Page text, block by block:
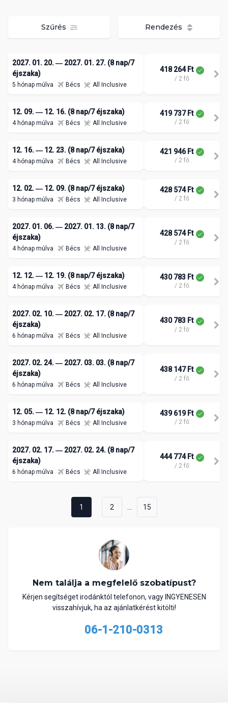
Szűrés Rendezés
2027. 01. 20. ― 2027. 01. 27. (8 nap/7
éjszaka)
5 hónap múlva Bécs All Inclusive
418 264 Ft
/ 2 fő
12. 09. ― 12. 16. (8 nap/7 éjszaka)
4 hónap múlva Bécs All Inclusive
419 737 Ft
/ 2 fő
12. 16. ― 12. 23. (8 nap/7 éjszaka)
4 hónap múlva Bécs All Inclusive
421 946 Ft
/ 2 fő
12. 02. ― 12. 09. (8 nap/7 éjszaka)
3 hónap múlva Bécs All Inclusive
428 574 Ft
/ 2 fő
2027. 01. 06. ― 2027. 01. 13. (8 nap/7
éjszaka)
4 hónap múlva Bécs All Inclusive
428 574 Ft
/ 2 fő
12. 12. ― 12. 19. (8 nap/7 éjszaka)
4 hónap múlva Bécs All Inclusive
430 783 Ft
/ 2 fő
2027. 02. 10. ― 2027. 02. 17. (8 nap/7
éjszaka)
6 hónap múlva Bécs All Inclusive
430 783 Ft
/ 2 fő
2027. 02. 24. ― 2027. 03. 03. (8 nap/7
éjszaka)
6 hónap múlva Bécs All Inclusive
438 147 Ft
/ 2 fő
12. 05. ― 12. 12. (8 nap/7 éjszaka)
3 hónap múlva Bécs All Inclusive
439 619 Ft
/ 2 fő
2027. 02. 17. ― 2027. 02. 24. (8 nap/7
éjszaka)
6 hónap múlva Bécs All Inclusive
444 774 Ft
/ 2 fő
1 2 15
Nem találja a megfelelő szobatípust?
Kérjen segítséget irodánktól telefonon, vagy INGYENESEN
visszahívjuk, ha az ajánlatkérést kitölti!
06-1-210-0313